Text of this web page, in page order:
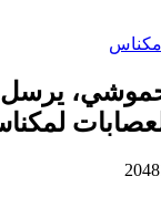
مكناس